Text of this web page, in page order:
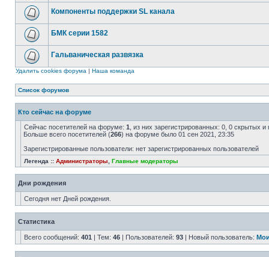
Компоненты поддержки SL канала
БМК серии 1582
Гальваническая развязка
Удалить cookies форума | Наша команда
Список форумов
Кто сейчас на форуме
Сейчас посетителей на форуме: 1 , из них зарегистрированных: 0, 0 скрытых
Больше всего посетителей (266) на форуме было 01 сен 2021, 23:35
Зарегистрированные пользователи: нет зарегистрированных пользователей
Легенда :: Администраторы Главные модераторы
Дни рождения
Сегодня нет Дней рождения.
Статистика
Всего сообщений: 401 | Тем: 46 | Пользователей: 93 | Новый пользователь: